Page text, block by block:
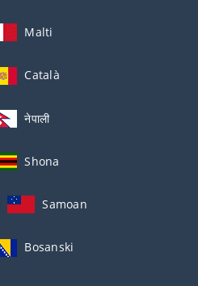
Malti
Català
नेपाली
Shona
Samoan
Bosanski